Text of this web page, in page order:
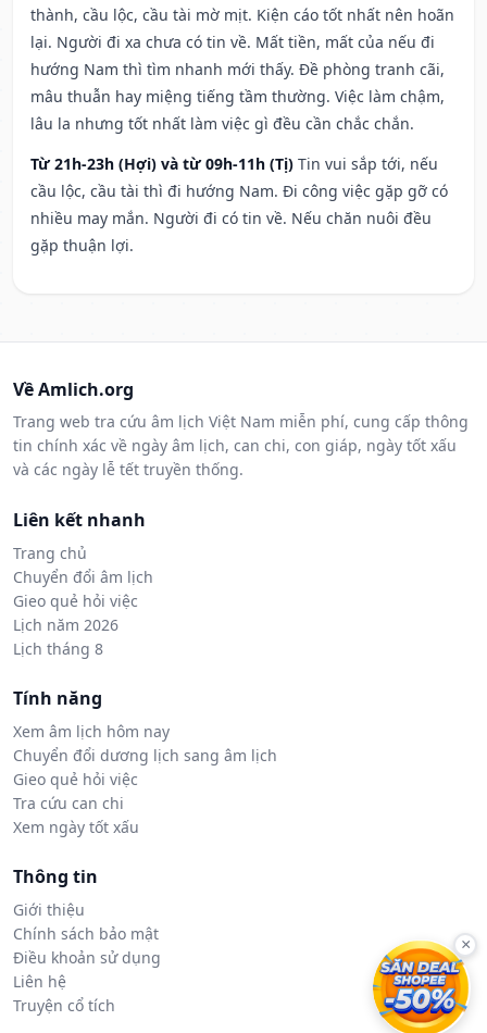
thành, cầu lộc, cầu tài mờ mịt. Kiện cáo tốt nhất nên hoãn
lại. Người đi xa chưa có tin về. Mất tiền, mất của nếu đi
hướng Nam thì tìm nhanh mới thấy. Đề phòng tranh cãi,
mâu thuẫn hay miệng tiếng tầm thường. Việc làm chậm,
lâu la nhưng tốt nhất làm việc gì đều cần chắc chắn.
Từ 21h-23h (Hợi) và từ 09h-11h (Tị) Tin vui sắp tới, nếu
cầu lộc, cầu tài thì đi hướng Nam. Đi công việc gặp gỡ có
nhiều may mắn. Người đi có tin về. Nếu chăn nuôi đều
gặp thuận lợi.
Về Amlich.org
Trang web tra cứu âm lịch Việt Nam miễn phí, cung cấp thông
tin chính xác về ngày âm lịch, can chi, con giáp, ngày tốt xấu
và các ngày lễ tết truyền thống.
Liên kết nhanh
Trang chủ
Chuyển đổi âm lịch
Gieo quẻ hỏi việc
Lịch năm 2026
Lịch tháng 8
Tính năng
Xem âm lịch hôm nay
Chuyển đổi dương lịch sang âm lịch
Gieo quẻ hỏi việc
Tra cứu can chi
Xem ngày tốt xấu
Thông tin
Giới thiệu
Chính sách bảo mật
Điều khoản sử dụng
Liên hệ
Truyện cổ tích
×